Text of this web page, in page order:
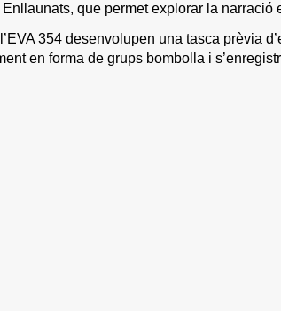
que permet explorar la narració
354 desenvolupen una tasca prèvia
en forma de grups bombolla i